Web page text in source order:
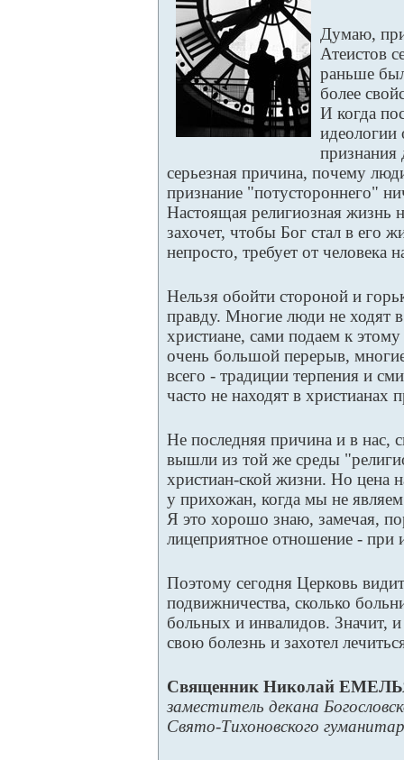
Думаю,
Атеистов
раньше
более
И когда
идеологии
признания
серьезная причина, почему
признание "потустороннего"
Настоящая религиозная жизнь
захочет, чтобы Бог стал в его
непросто, требует от человека
Нельзя обойти стороной и
правду. Многие люди не ходят
христиане, сами подаем к
очень большой перерыв,
всего - традиции терпения и
часто не находят в христианах
Не последняя причина и в
вышли из той же среды
христиан-ской жизни. Но
у прихожан, когда мы не
Я это хорошо знаю, замечая,
лицеприятное отношение - при
Поэтому сегодня Церковь
подвижничества, сколько
больных и инвалидов. Значит, и
свою болезнь и захотел
Священник Николай
заместитель декана
Свято-Тихоновского